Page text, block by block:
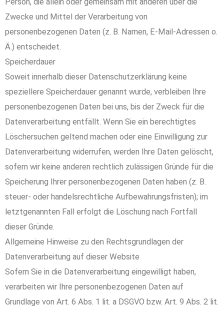
Zwecke und Mittel der Verarbeitung von
personenbezogenen Daten (z. B. Namen, E-Mail-Adressen o.
Ä.) entscheidet.
Speicherdauer
Soweit innerhalb dieser Datenschutzerklärung keine
speziellere Speicherdauer genannt wurde, verbleiben Ihre
personenbezogenen Daten bei uns, bis der Zweck für die
Datenverarbeitung entfällt. Wenn Sie ein berechtigtes
Löschersuchen geltend machen oder eine Einwilligung zur
Datenverarbeitung widerrufen, werden Ihre Daten gelöscht,
sofern wir keine anderen rechtlich zulässigen Gründe für die
Speicherung Ihrer personenbezogenen Daten haben (z. B.
steuer- oder handelsrechtliche Aufbewahrungsfristen); im
letztgenannten Fall erfolgt die Löschung nach Fortfall
dieser Gründe.
Allgemeine Hinweise zu den Rechtsgrundlagen der
Datenverarbeitung auf dieser Website
Sofern Sie in die Datenverarbeitung eingewilligt haben,
verarbeiten wir Ihre personenbezogenen Daten auf
Grundlage von Art. 6 Abs. 1 lit. a DSGVO bzw. Art. 9 Abs. 2 lit.